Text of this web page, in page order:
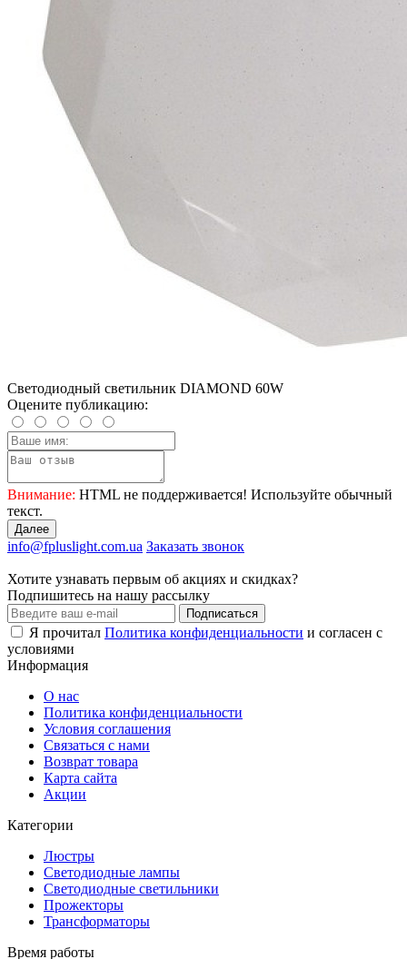
Светодиодный светильник DIAMOND 60W
Оцените публикацию:
Внимание: HTML не поддерживается! Используйте обычный
текст.
Далее
info@fpluslight.com.ua Заказать звонок
Хотите узнавать первым об акциях и скидках?
Подпишитесь на нашу рассылку
Подписаться
Я прочитал Политика конфиденциальности и согласен с
условиями
Информация
О нас
Политика конфиденциальности
Условия соглашения
Связаться с нами
Возврат товара
Карта сайта
Акции
Категории
Люстры
Светодиодные лампы
Светодиодные светильники
Прожекторы
Трансформаторы
Время работы